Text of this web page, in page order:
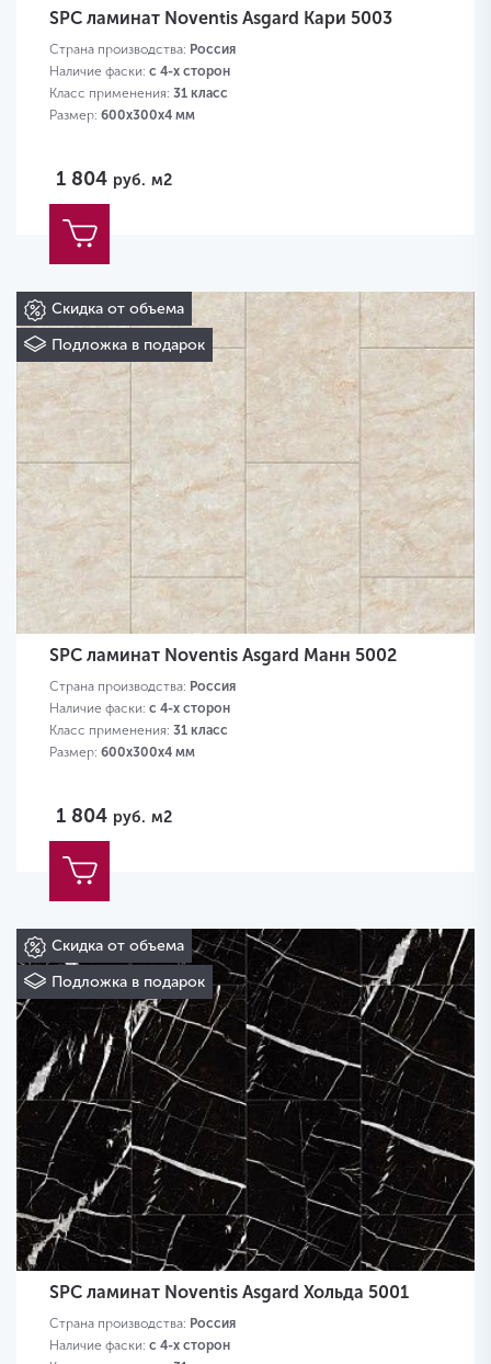
SPC ламинат Noventis Asgard Кари 5003
Страна производства: Россия
Наличие фаски: с 4-х сторон
Класс применения: 31 класс
Размер: 600х300х4 мм
1 804 руб. м2
Скидка от объема
Подложка в подарок
SPC ламинат Noventis Asgard Манн 5002
Страна производства: Россия
Наличие фаски: с 4-х сторон
Класс применения: 31 класс
Размер: 600х300х4 мм
1 804 руб. м2
Скидка от объема
Подложка в подарок
SPC ламинат Noventis Asgard Хольда 5001
Страна производства: Россия
Наличие фаски: с 4-х сторон